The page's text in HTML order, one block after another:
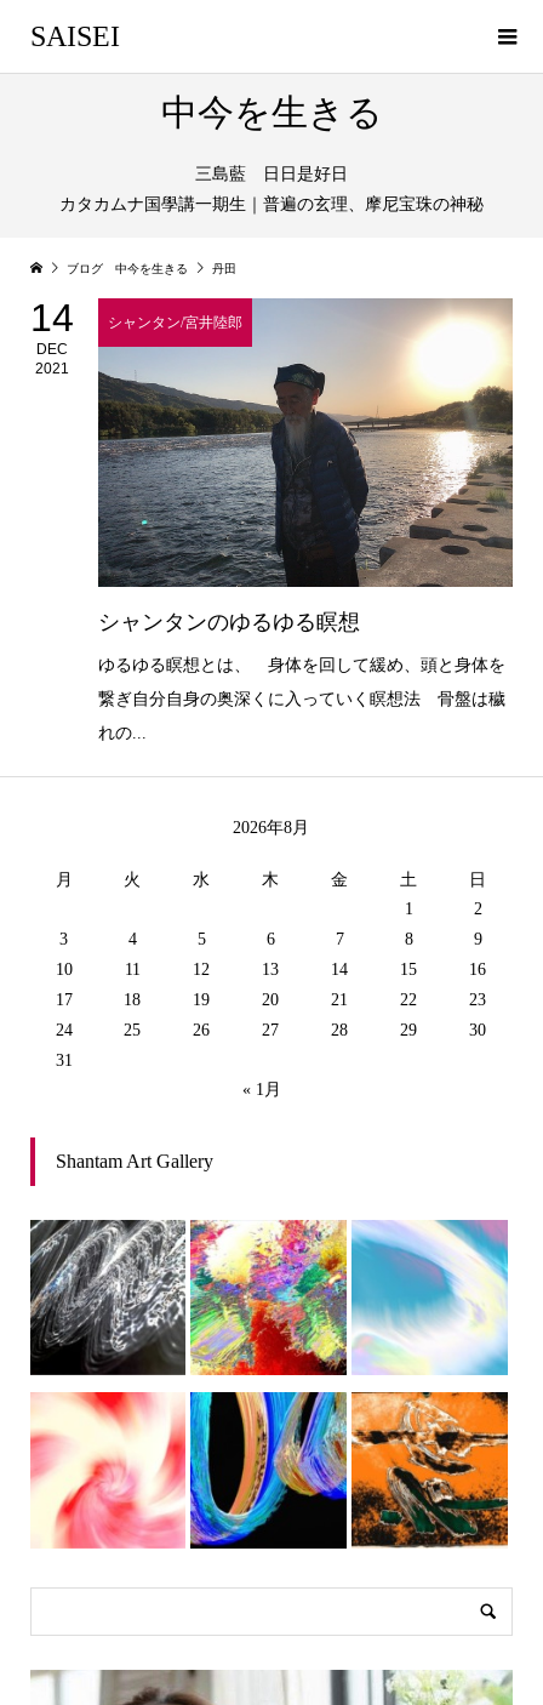
SAISEI
中今を生きる
三島藍 日日是好日
カタカムナ国學講一期生｜普遍の玄理、摩尼宝珠の神秘
ブログ 中今を生きる 丹田
14
DEC
2021
シャンタン/宮井陸郎
シャンタンのゆるゆる瞑想
ゆるゆる瞑想とは、 身体を回して緩め、頭と身体を
繋ぎ自分自身の奥深くに入っていく瞑想法 骨盤は穢
れの...
2026年8月
月 火 水 木 金 土
日
1
2
3
4 5 6 7 8
9
10
11 12 13 14 15
16
17
18 19 20 21 22
23
24
25 26 27 28 29
30
31
« 1月
Shantam Art Gallery